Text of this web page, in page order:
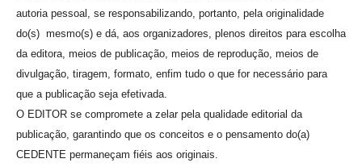
autoria pessoal, se responsabilizando, portanto, pela originalidade
do(s) mesmo(s) e dá, aos organizadores, plenos direitos para escolha
da editora, meios de publicação, meios de reprodução, meios de
divulgação, tiragem, formato, enfim tudo o que for necessário para
que a publicação seja efetivada.
O EDITOR se compromete a zelar pela qualidade editorial da
publicação, garantindo que os conceitos e o pensamento do(a)
CEDENTE permaneçam fiéis aos originais.